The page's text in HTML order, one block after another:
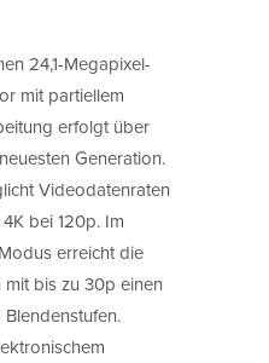
24,1-Megapixel-
mit partiellem
erfolgt über
Generation.
Videodatenraten
bei 120p. Im
erreicht die
bis zu 30p einen